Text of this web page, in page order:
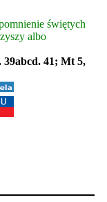
świętych
albo
39abcd. 41; Mt 5,